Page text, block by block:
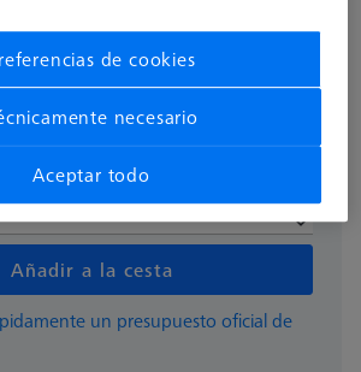
€ más el IVA
pzas
Añadir a la cesta
un presupuesto oficial de
de cookies
necesario
Aceptar todo